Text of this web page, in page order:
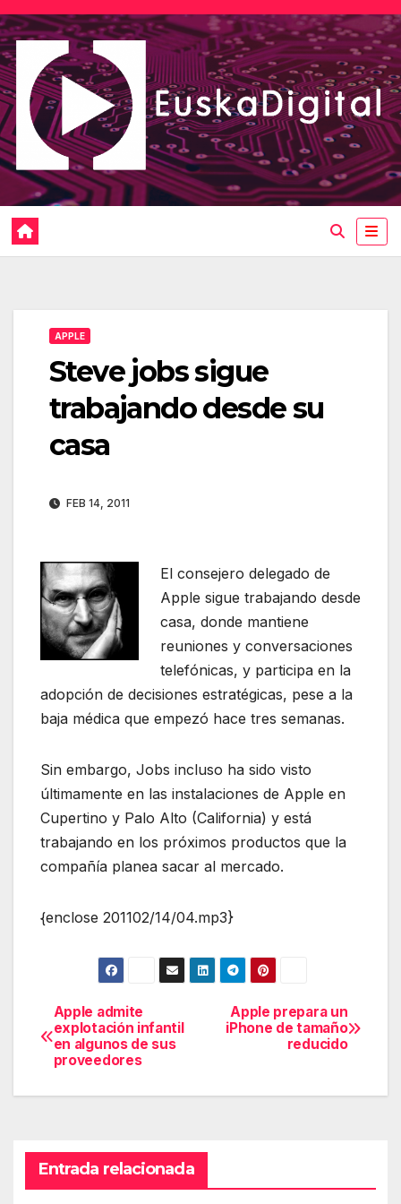
Saltar
al
contenido
APPLE
Steve jobs sigue
trabajando desde su
casa
FEB 14, 2011
El consejero delegado de
Apple sigue trabajando desde
casa, donde mantiene
reuniones y conversaciones
telefónicas, y participa en la
adopción de decisiones estratégicas, pese a la
baja médica que empezó hace tres semanas.
Sin embargo, Jobs incluso ha sido visto
últimamente en las instalaciones de Apple en
Cupertino y Palo Alto (California) y está
trabajando en los próximos productos que la
compañía planea sacar al mercado.
{enclose 201102/14/04.mp3}
Navegación
de
entradas
Apple prepara un
iPhone de tamaño
reducido
Apple admite
explotación infantil
en algunos de sus
proveedores
Entrada relacionada